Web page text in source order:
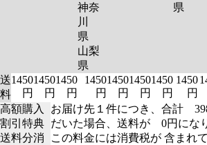
神奈
川
県
山梨
県
県
送
料
1450
円
1450
円
1450
円
1450
円
1450
円
1450
円
1450
円
1450
円
高額購入
割引特典
お届け先１件につき、合計
だいた場合、送料が 0円にな
送料分消
この料金には消費税が 含まれて